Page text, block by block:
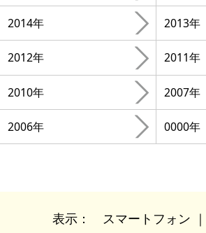
2014年 2013年
2012年 2011年
2010年 2007年
2006年 0000年
表示： スマートフォン ｜